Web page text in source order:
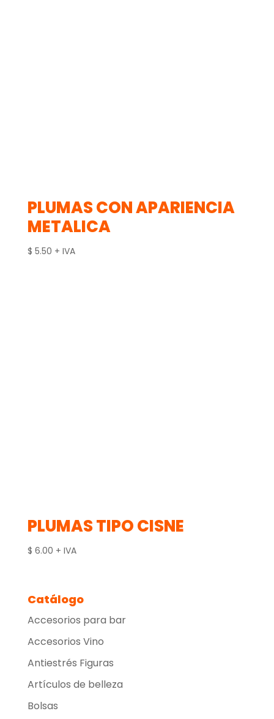
PLUMAS CON APARIENCIA
METALICA
$ 5.50 + IVA
PLUMAS TIPO CISNE
$ 6.00 + IVA
Catálogo
Accesorios para bar
Accesorios Vino
Antiestrés Figuras
Artículos de belleza
Bolsas